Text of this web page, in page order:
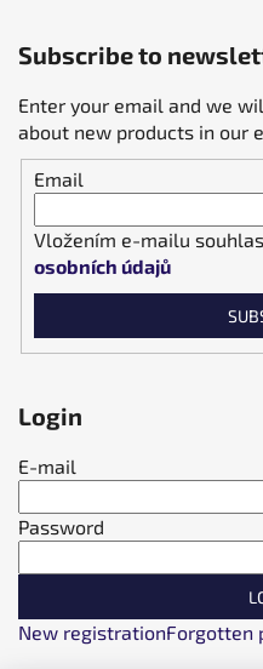
Subscribe to
Enter your email and we
about new products in our
Email
Vložením e-mailu
osobních údajů
Login
E-mail
Password
New registrationForgotten